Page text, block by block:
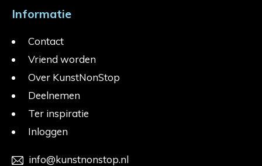
Informatie
Contact
Vriend worden
Over KunstNonStop
Deelnemen
Ter inspiratie
Inloggen
info@kunstnonstop.nl